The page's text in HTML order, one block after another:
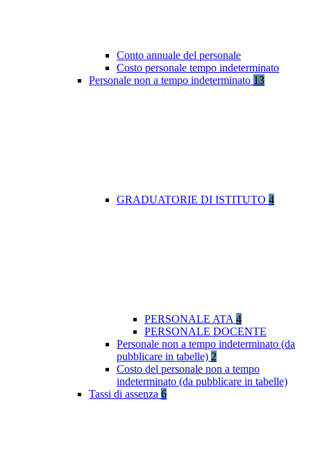
Conto annuale del personale
Costo personale tempo indeterminato
Personale non a tempo indeterminato 13
GRADUATORIE DI ISTITUTO 4
PERSONALE ATA 4
PERSONALE DOCENTE
Personale non a tempo indeterminato (da
pubblicare in tabelle) 2
Costo del personale non a tempo
indeterminato (da pubblicare in tabelle)
Tassi di assenza 6